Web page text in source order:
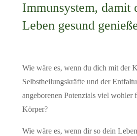
Immunsystem, damit
Leben gesund
Wie wäre es, wenn du dich mit der
Selbstheilungskräfte und der
angeborenen Potenzials viel wohler
Körper?
Wie wäre es, wenn dir so dein